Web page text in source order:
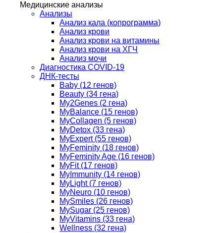
Медицинские анализы
Анализы
Анализ кала (копрограмма)
Анализ крови
Анализ крови на витамины
Анализ крови на ХГЧ
Анализ мочи
Диагностика COVID-19
ДНК-тесты
Baby (12 генов)
Beauty (34 гена)
My2Genes (2 гена)
MyBalance (15 генов)
MyCollagen (5 генов)
MyDetox (33 гена)
MyExpert (55 генов)
MyFeminity (18 генов)
MyFeminity Age (16 генов)
MyFit (17 генов)
MyImmunity (14 генов)
MyLight (7 генов)
MyNeuro (10 генов)
MySmiles (26 генов)
MySugar (25 генов)
MyVitamins (33 гена)
Wellness (32 гена)